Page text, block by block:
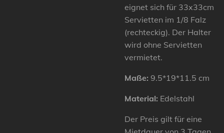
eignet sich für 33x33cm
Servietten im 1/8 Falz
(rechteckig). Der Halter
wird ohne Servietten
vermietet.
Maße: 9.5*19*11.5 cm
Material: Edelstahl
Der Preis gilt für eine